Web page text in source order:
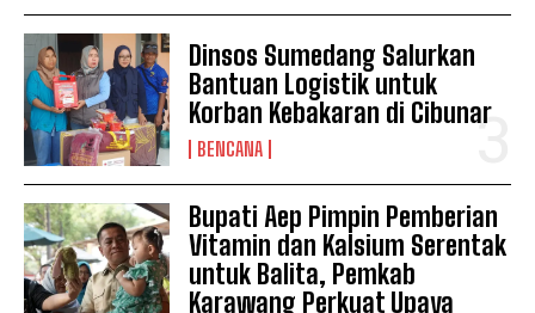
Dinsos Sumedang Salurkan
Bantuan Logistik untuk
Korban Kebakaran di Cibunar
BENCANA
Bupati Aep Pimpin Pemberian
Vitamin dan Kalsium Serentak
untuk Balita, Pemkab
Karawang Perkuat Upaya